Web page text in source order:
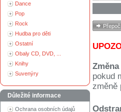
Dance
Pop
Rock
Hudba pro děti
Ostatní
Obaly CD, DVD, ...
Knihy
Suvenýry
Důležité informace
Ochrana osobních údajů
pokud
změně